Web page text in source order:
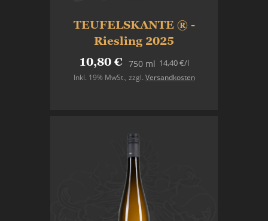
TEUFELSKANTE ® -
Riesling 2025
10,80 € 750 ml
Inkl. 19% MwSt., zzgl. Versandkosten
14,40 €/l